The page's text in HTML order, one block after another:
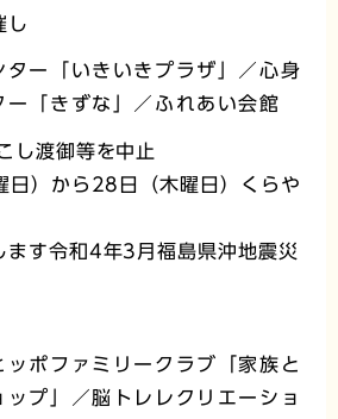
し
ター「いきいきプラザ」／心身
ー「きずな」／ふれあい会館
し渡御等を中止
）から28日（木曜日）くらや
ます令和4年3月福島県沖地震災
ポファミリークラブ「家族と
プ」／脳トレレクリエーショ